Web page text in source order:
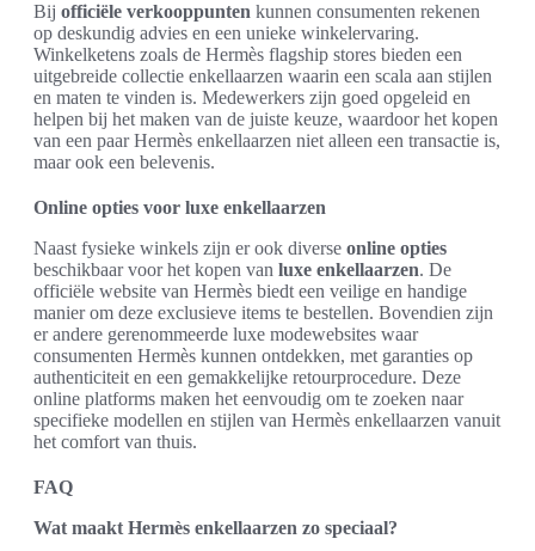
Bij officiële verkooppunten kunnen consumenten rekenen
op deskundig advies en een unieke winkelervaring.
Winkelketens zoals de Hermès flagship stores bieden een
uitgebreide collectie enkellaarzen waarin een scala aan stijlen
en maten te vinden is. Medewerkers zijn goed opgeleid en
helpen bij het maken van de juiste keuze, waardoor het kopen
van een paar Hermès enkellaarzen niet alleen een transactie is,
maar ook een belevenis.
Online opties voor luxe enkellaarzen
Naast fysieke winkels zijn er ook diverse online opties
beschikbaar voor het kopen van luxe enkellaarzen. De
officiële website van Hermès biedt een veilige en handige
manier om deze exclusieve items te bestellen. Bovendien zijn
er andere gerenommeerde luxe modewebsites waar
consumenten Hermès kunnen ontdekken, met garanties op
authenticiteit en een gemakkelijke retourprocedure. Deze
online platforms maken het eenvoudig om te zoeken naar
specifieke modellen en stijlen van Hermès enkellaarzen vanuit
het comfort van thuis.
FAQ
Wat maakt Hermès enkellaarzen zo speciaal?